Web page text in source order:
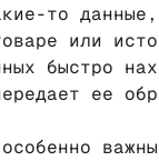
то
или
быстро
ее